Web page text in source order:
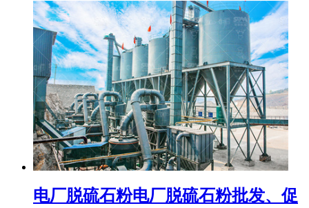
电厂脱硫石粉电厂脱硫石粉批发、促